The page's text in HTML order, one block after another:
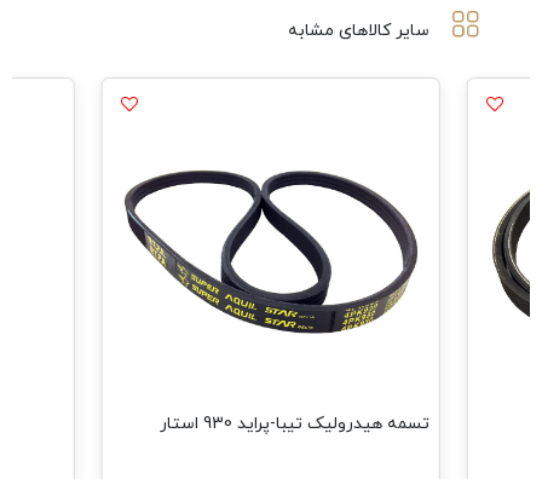
سایر کالاهای مشابه
تسمه هیدرولیک تیبا-پراید 930 استار